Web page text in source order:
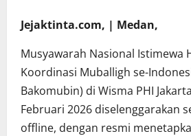
Jejaktinta.com, | Medan,
Musyawarah Nasional Istimewa
Koordinasi Muballigh se-
Bakomubin) di Wisma PHI
Februari 2026 diselenggarakan
offline, dengan resmi